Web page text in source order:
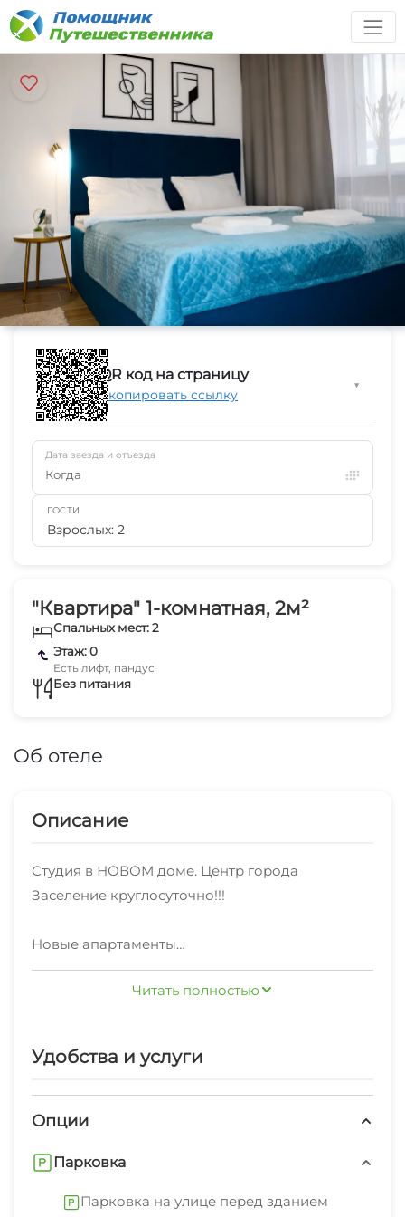
"Квартира" 1-комнатная, 2м²
Спальных мест: 2
Этаж: 0
Есть лифт, пандус
Без питания
Об отеле
Описание
Студия в НОВОМ доме. Центр города
Заселение круглосуточно!!!
Новые апартаменты
Читать полностью
Удобства и услуги
Опции
Парковка
Парковка на улице перед зданием
QR код на страницу
Скопировать ссылку
▼
Дата заезда и отъезда
Когда
ГОСТИ
Взрослых: 2